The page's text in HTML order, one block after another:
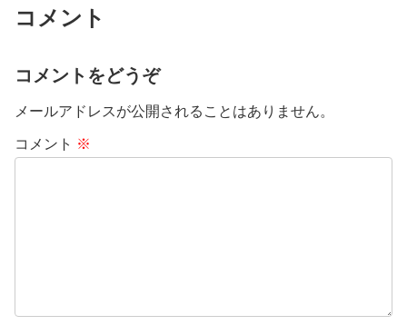
コメント
コメントをどうぞ
メールアドレスが公開されることはありません。
コメント ※